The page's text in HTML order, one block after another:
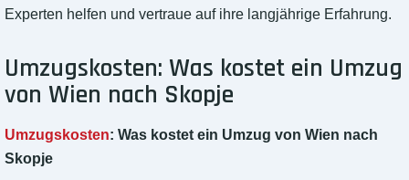
Experten helfen und vertraue auf ihre langjährige Erfahrung.
Umzugskosten: Was kostet ein Umzug
von Wien nach Skopje
Umzugskosten: Was kostet ein Umzug von Wien nach
Skopje